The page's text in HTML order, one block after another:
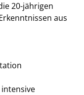
20-jährigen
aus